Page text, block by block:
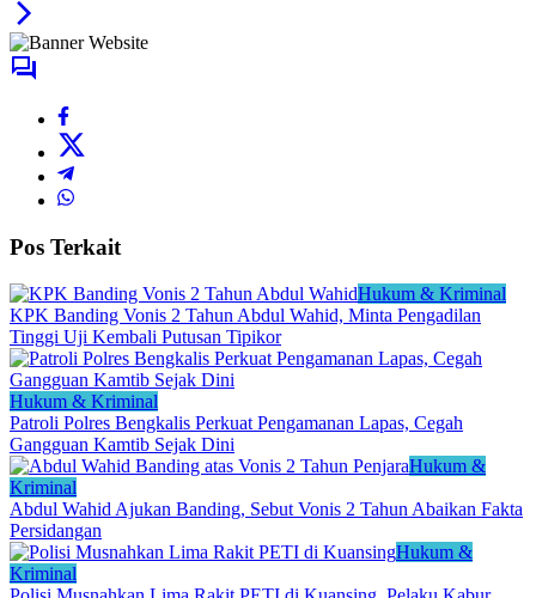
Pos Terkait
Hukum & Kriminal
KPK Banding Vonis 2 Tahun Abdul Wahid, Minta Pengadilan
Tinggi Uji Kembali Putusan Tipikor
Hukum & Kriminal
Patroli Polres Bengkalis Perkuat Pengamanan Lapas, Cegah
Gangguan Kamtib Sejak Dini
Hukum &
Kriminal
Abdul Wahid Ajukan Banding, Sebut Vonis 2 Tahun Abaikan Fakta
Persidangan
Hukum &
Kriminal